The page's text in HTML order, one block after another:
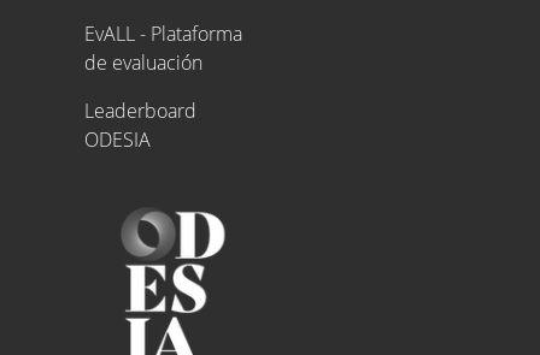
EvALL - Plataforma
de evaluación
Leaderboard
ODESIA